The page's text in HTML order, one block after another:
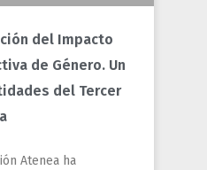
del Impacto
de Género. Un
del Tercer
Atenea ha